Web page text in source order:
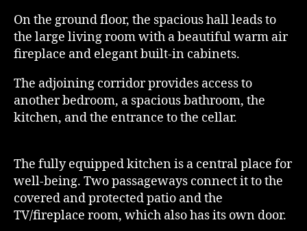
On the ground floor, the spacious hall leads to
the large living room with a beautiful warm air
fireplace and elegant built-in cabinets.
The adjoining corridor provides access to
another bedroom, a spacious bathroom, the
kitchen, and the entrance to the cellar.
The fully equipped kitchen is a central place for
well-being. Two passageways connect it to the
covered and protected patio and the
TV/fireplace room, which also has its own door.